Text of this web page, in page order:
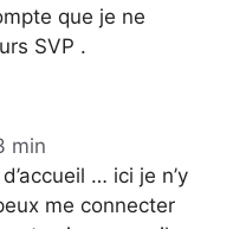
que je ne
SVP .
min
… ici je n’y
me connecter